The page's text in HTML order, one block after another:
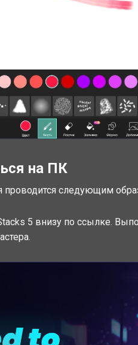
на ПК
проводится следующим
5 внизу по ссылке.